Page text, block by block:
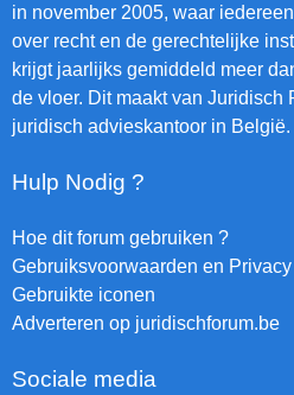
in november 2005, waar
over recht en de gerechtelijke
krijgt jaarlijks gemiddeld meer
de vloer. Dit maakt van Juridisch
juridisch advieskantoor in België.
Hulp Nodig ?
Hoe dit forum gebruiken ?
Gebruiksvoorwaarden en Privacy
Gebruikte iconen
Adverteren op juridischforum.be
Sociale media